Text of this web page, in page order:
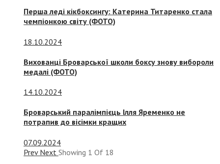
Перша леді кікбоксингу: Катерина Титаренко стала
чемпіонкою світу (ФОТО)
18.10.2024
Вихованці Броварської школи боксу знову вибороли
медалі (ФОТО)
14.10.2024
Броварський паралімпієць Ілля Яременко не
потрапив до вісімки кращих
07.09.2024
Prev Next Showing 1 Of 18